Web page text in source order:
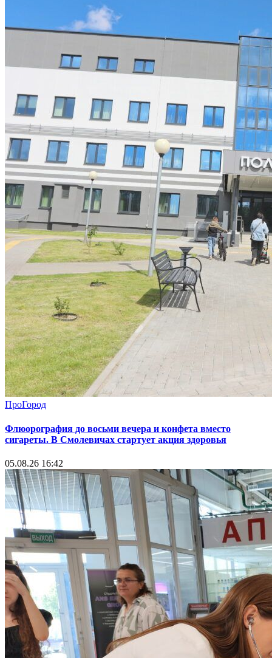
ПроГород
Флюорография до восьми вечера и конфета вместо
сигареты. В Смолевичах стартует акция здоровья
05.08.26 16:42